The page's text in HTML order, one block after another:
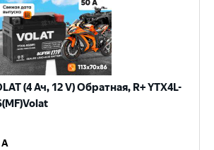
(4 Ач, 12 V) Обратная, R+ YTX4L-